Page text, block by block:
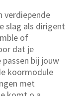
verdiepende
slag als dirigent
of
dat je
bij jouw
koormodule
met